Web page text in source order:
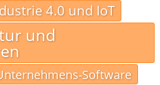
4.0 und IoT
und
Software